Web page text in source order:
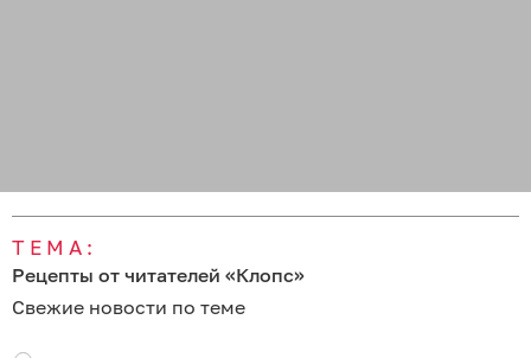
ТЕМА:
Рецепты от читателей «Клопс»
Свежие новости по теме